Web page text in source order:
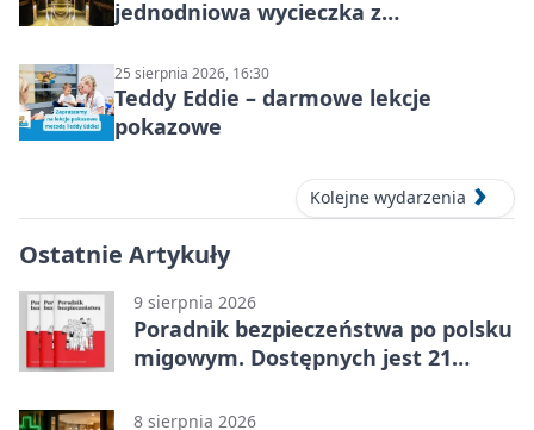
jednodniowa wycieczka z
miasta
25 sierpnia 2026, 16:30
Teddy Eddie – darmowe lekcje
pokazowe
Kolejne wydarzenia
Ostatnie Artykuły
9 sierpnia 2026
Poradnik bezpieczeństwa po polsku
migowym. Dostępnych jest 21
8 sierpnia 2026